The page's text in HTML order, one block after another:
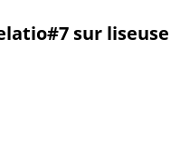
sur liseuse